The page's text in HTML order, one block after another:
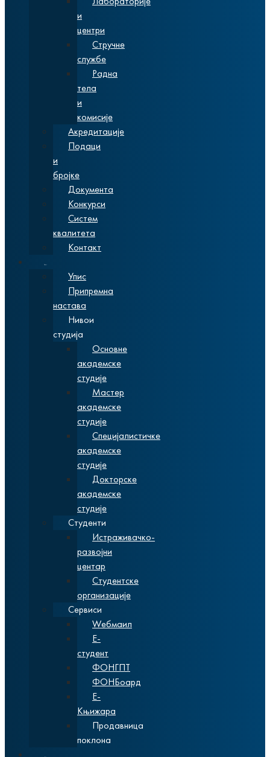
и
центри
Стручне
службе
Радна
тела
и
комисије
Акредитације
Подаци
и
бројке
Документа
Конкурси
Систем
квалитета
Контакт
Упис
Припремна
настава
Нивои
студија
Основне
академске
студије
Мастер
академске
студије
Специјалистичке
академске
студије
Докторске
академске
студије
Студенти
Истраживачко-
развојни
центар
Студентске
организације
Сервиси
Wебмаил
Е-
студент
ФОНГПТ
ФОНБоард
Е-
Књижара
Продавница
поклона